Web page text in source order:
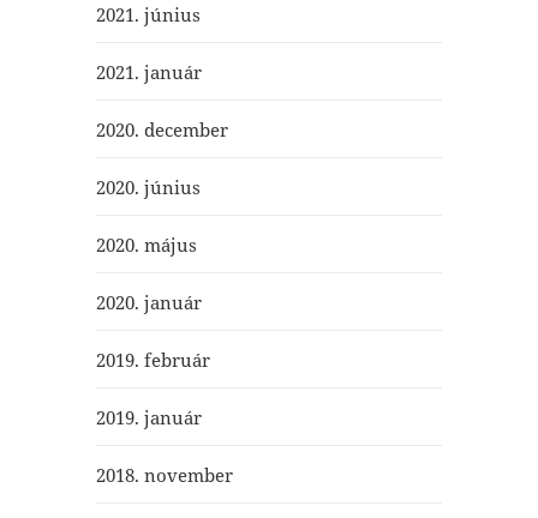
2021. június
2021. január
2020. december
2020. június
2020. május
2020. január
2019. február
2019. január
2018. november